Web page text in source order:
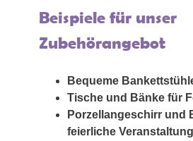
Beispiele für unser
Zubehörangebot
Bequeme
Tische und Bänke für
Porzellangeschirr und
feierliche